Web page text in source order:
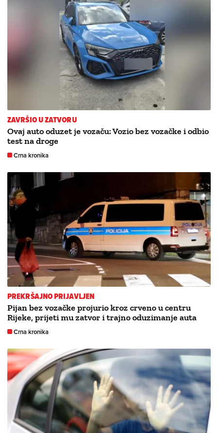
ZAVRŠIO U ZATVORU
Ovaj auto oduzet je vozaču: Vozio bez vozačke i odbio
test na droge
Crna kronika
PREKRŠAJNO PRIJAVLJEN
Pijan bez vozačke projurio kroz crveno u centru
Rijeke, prijeti mu zatvor i trajno oduzimanje auta
Crna kronika